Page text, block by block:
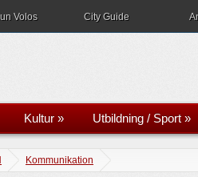
Volos City Guide
Kultur » Utbildning / Sport »
Kommunikation